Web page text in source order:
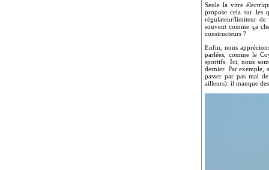
Seule la vitre
propose cela sur les
régulateur/limiteur de
souvent comme ça
constructeurs ?
Enfin, nous
parlées, comme le
sportifs. Ici, nous
dernier. Par exemple,
passer par pas mal
ailleurs): il manque